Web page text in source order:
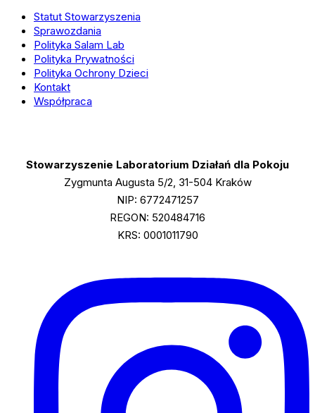
Statut Stowarzyszenia
Sprawozdania
Polityka Salam Lab
Polityka Prywatności
Polityka Ochrony Dzieci
Kontakt
Współpraca
Stowarzyszenie Laboratorium Działań dla Pokoju
Zygmunta Augusta 5/2, 31-504 Kraków
NIP: 6772471257
REGON: 520484716
KRS: 0001011790